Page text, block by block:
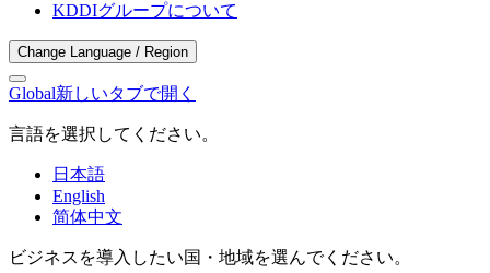
KDDIグループについて
Change Language / Region
Global新しいタブで開く
言語を選択してください。
日本語
English
简体中文
ビジネスを導入したい国・地域を選んでください。